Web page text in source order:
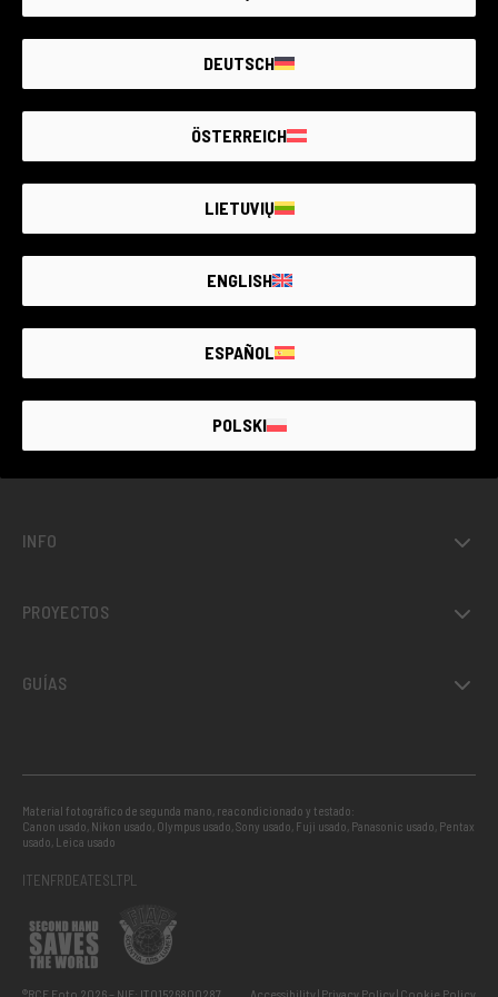
imágenes, es ideal para capturar momentos espontáneos
Crea una alerta. Añadimos nuevos productos cada
día.
GARANTÍA DE HASTA 4
INFO
PROYECTOS
GUÍAS
Material fotográfico de segunda mano, reacondicionado y testado:
Canon usado, Nikon usado, Olympus usado,Sony usado, Fuji usado, Panasonic usado, Pentax
usado, Leica usado
ITENFRDEATESLTPL
®RCE Foto 2026 – NIF: IT01526800287 Accessibility Privacy Policy Cookie Policy
DEUTSCH
ÖSTERREICH
LIETUVIŲ
ENGLISH
ESPAÑOL
POLSKI